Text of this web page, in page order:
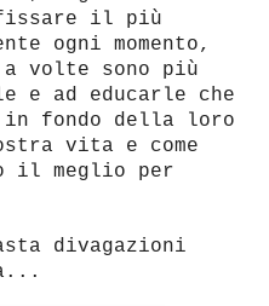
fissare il più
ogni momento,
volte sono più
e ad educarle che
in fondo della loro
vita e come
il meglio per
divagazioni